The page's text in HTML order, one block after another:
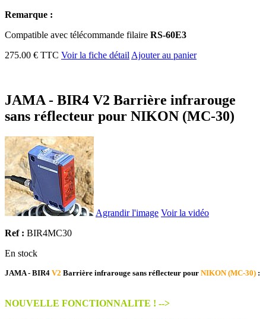
Remarque :
Compatible avec télécommande filaire RS-60E3
275.00 € TTC Voir la fiche détail Ajouter au panier
JAMA - BIR4 V2 Barrière infrarouge
sans réflecteur pour NIKON (MC-30)
Agrandir l'image Voir la vidéo
Ref : BIR4MC30
En stock
JAMA - BIR4 V2 Barrière infrarouge sans réflecteur pour NIKON (MC-30) :
NOUVELLE FONCTIONNALITE ! -->